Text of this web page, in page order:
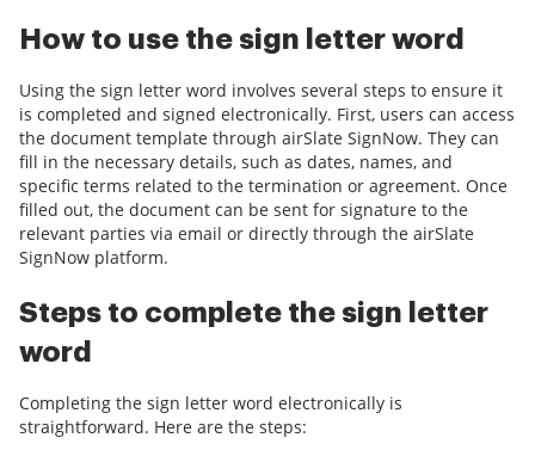
How to use the sign letter word
Using the sign letter word involves several steps to ensure it
is completed and signed electronically. First, users can access
the document template through airSlate SignNow. They can
fill in the necessary details, such as dates, names, and
specific terms related to the termination or agreement. Once
filled out, the document can be sent for signature to the
relevant parties via email or directly through the airSlate
SignNow platform.
Steps to complete the sign letter
word
Completing the sign letter word electronically is
straightforward. Here are the steps: